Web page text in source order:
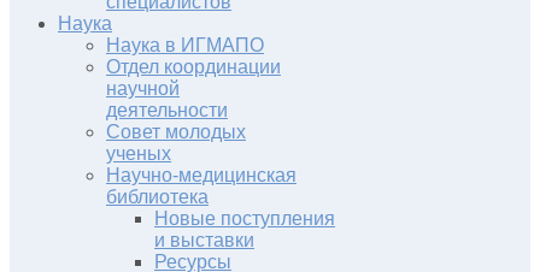
Наука
Наука в ИГМАПО
Отдел координации
научной
деятельности
Совет молодых
ученых
Научно-медицинская
библиотека
Новые поступления
и выставки
Ресурсы